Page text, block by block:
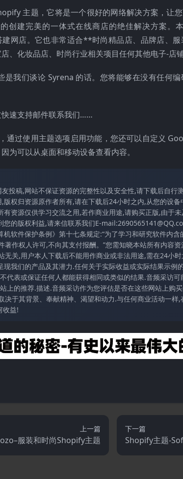
主题，它将是一个很好的网络解决方案，让
创建完美的一体式在线商店的绝佳解决方案。
网店。它也非常适合**时尚精品店、品牌店、
、化妆品店、时尚行业相关项目任何其他电子-店
是我们谈论 Syrena 的话。您将能够在没有任何
速支持邮件联系我们……
通过使用主题选项启用功能，您还可以自定义
为可以从桌面和移动设备查看内容。
投稿,网站不保证资源的完整性以及安全性,请下载后自行测
权归资源原作者所有,请在下载后24小时之内,从您的设备
资源仅供学习交流之用,若作商业用途,请购买正版,由于
您的版权利益,请来信联系我们E-
软件保护条例》第十七条规定:“为了学习和研究软件内
著作权人许可,不向其支付报酬。”您需知晓本站所有内容
无关,用户本人下载后不能用作商业或非法用途,需在24小
我们的产品及其潜力.任何关于实际收益或实际结果示例
代表或保证任何人都能获得相同或类似的结果.音频采访
上的推荐.描述.音频采访作为您评估是否在这些网站上购
决于其背景、奉献精神、渴望和动力.与任何商业活动一
收益!
上一篇
服装和时尚Shopify主题
下一篇
Shopify主题-
主题